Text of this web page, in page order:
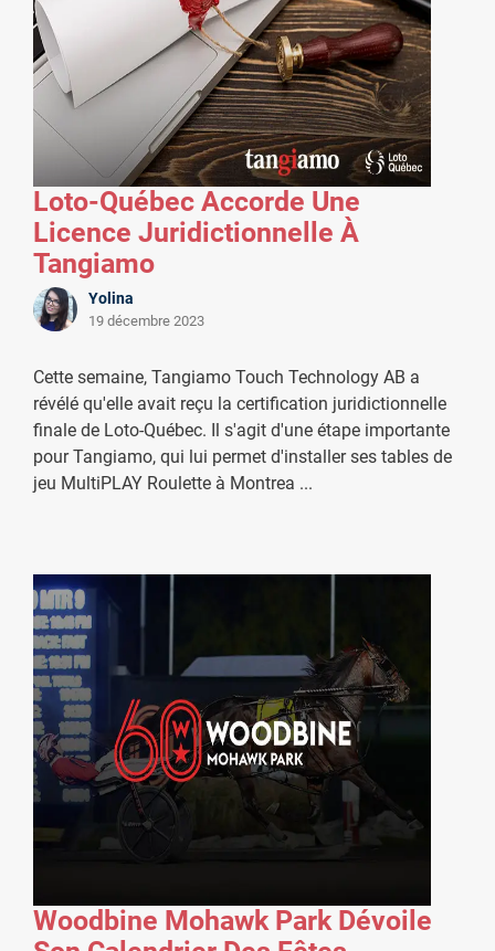
Loto-Québec Accorde Une
Licence Juridictionnelle À
Tangiamo
Yolina
19 décembre 2023
Cette semaine, Tangiamo Touch Technology AB a
révélé qu'elle avait reçu la certification juridictionnelle
finale de Loto-Québec. Il s'agit d'une étape importante
pour Tangiamo, qui lui permet d'installer ses tables de
jeu MultiPLAY Roulette à Montrea ...
Woodbine Mohawk Park Dévoile